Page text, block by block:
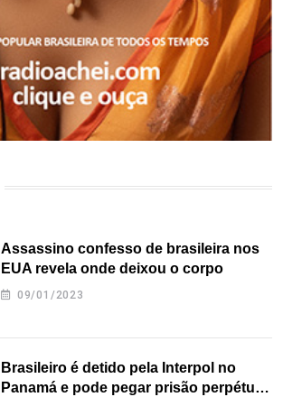
Assassino confesso de brasileira nos
EUA revela onde deixou o corpo
09/01/2023
Brasileiro é detido pela Interpol no
Panamá e pode pegar prisão perpétua